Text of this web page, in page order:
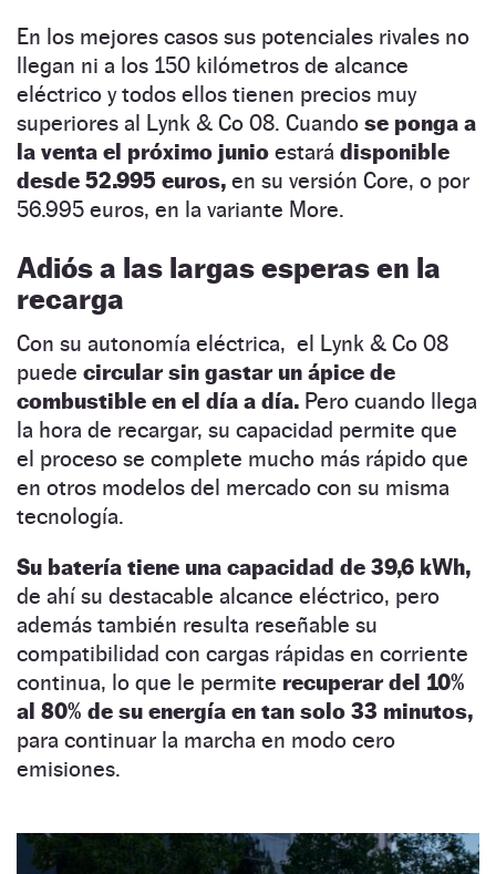
En los mejores casos sus potenciales rivales no
llegan ni a los 150 kilómetros de alcance
eléctrico y todos ellos tienen precios muy
superiores al Lynk & Co 08. Cuando se ponga a
la venta el próximo junio estará disponible
desde 52.995 euros, en su versión Core, o por
56.995 euros, en la variante More.
Adiós a las largas esperas en la
recarga
Con su autonomía eléctrica, el Lynk & Co 08
puede circular sin gastar un ápice de
combustible en el día a día. Pero cuando llega
la hora de recargar, su capacidad permite que
el proceso se complete mucho más rápido que
en otros modelos del mercado con su misma
tecnología.
Su batería tiene una capacidad de 39,6 kWh,
de ahí su destacable alcance eléctrico, pero
además también resulta reseñable su
compatibilidad con cargas rápidas en corriente
continua, lo que le permite recuperar del 10%
al 80% de su energía en tan solo 33 minutos,
para continuar la marcha en modo cero
emisiones.